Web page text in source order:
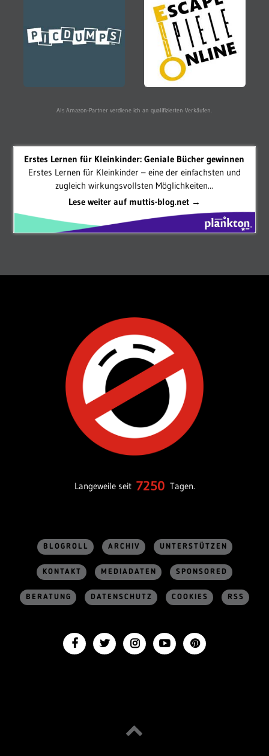
Als Amazon-Partner verdiene ich an qualifizierten Verkäufen.
Erstes Lernen für Kleinkinder: Geniale Bücher gewinnen
Erstes Lernen für Kleinkinder – eine der einfachsten und
zugleich wirkungsvollsten Möglichkeiten...
Lese weiter auf muttis-blog.net →
Langeweile seit 7250 Tagen.
BLOGROLL ARCHIV UNTERSTÜTZEN
KONTAKT MEDIADATEN SPONSORED
BERATUNG DATENSCHUTZ COOKIES RSS